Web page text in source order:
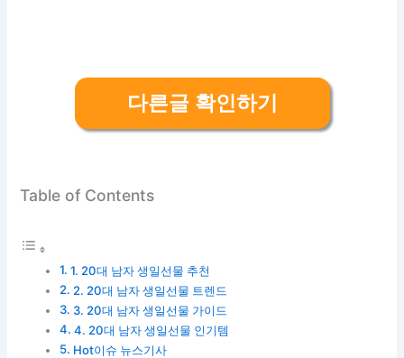
다른글 확인하기
Table of Contents
1. 20대 남자 생일선물 추천
2. 20대 남자 생일선물 트렌드
3. 20대 남자 생일선물 가이드
4. 20대 남자 생일선물 인기템
Hot이슈 뉴스기사